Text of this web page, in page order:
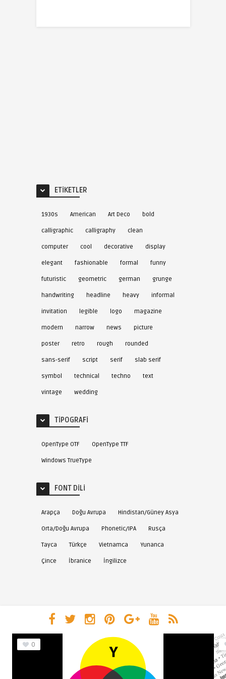
ETIKETLER
1930s American Art Deco bold
calligraphic calligraphy clean
computer cool decorative display
elegant fashionable formal funny
futuristic geometric german grunge
handwriting headline heavy informal
invitation legible logo magazine
modern narrow news picture
poster retro rough rounded
sans-serif script serif slab serif
symbol technical techno text
vintage wedding
TIPOGRAFI
OpenType OTF OpenType TTF
Windows TrueType
FONT DILI
Arapça Doğu Avrupa Hindistan/Güney Asya
Orta/Doğu Avrupa Phonetic/IPA Rusça
Tayca Türkçe Vietnamca Yunanca
Çince İbranice İngilizce
0